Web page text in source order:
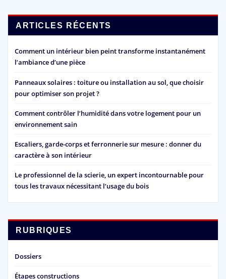
ARTICLES RÉCENTS
Comment un intérieur bien peint transforme instantanément
l’ambiance d’une pièce
Panneaux solaires : toiture ou installation au sol, que choisir
pour optimiser son projet ?
Comment contrôler l’humidité dans votre logement pour un
environnement sain
Escaliers, garde-corps et ferronnerie sur mesure : donner du
caractère à son intérieur
Le professionnel de la scierie, un expert incontournable pour
tous les travaux nécessitant l’usage du bois
RUBRIQUES
Dossiers
Étapes constructions